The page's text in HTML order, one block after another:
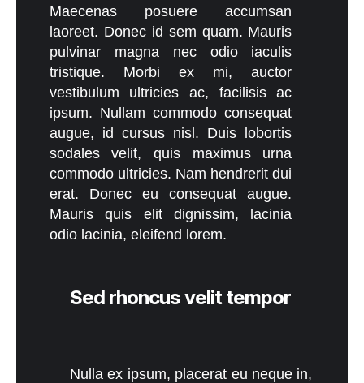
Maecenas posuere accumsan
laoreet. Donec id sem quam. Mauris
pulvinar magna nec odio iaculis
tristique. Morbi ex mi, auctor
vestibulum ultricies ac, facilisis ac
ipsum. Nullam commodo consequat
augue, id cursus nisl. Duis lobortis
sodales velit, quis maximus urna
commodo ultricies. Nam hendrerit dui
erat. Donec eu consequat augue.
Mauris quis elit dignissim, lacinia
odio lacinia, eleifend lorem.
Sed rhoncus velit tempor
Nulla ex ipsum, placerat eu neque in,